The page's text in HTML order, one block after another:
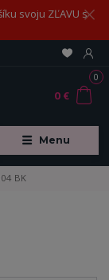
svoju ZĽAVU s
Menu
0
0 €
BK